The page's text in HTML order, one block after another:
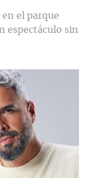
el parque
espectáculo sin